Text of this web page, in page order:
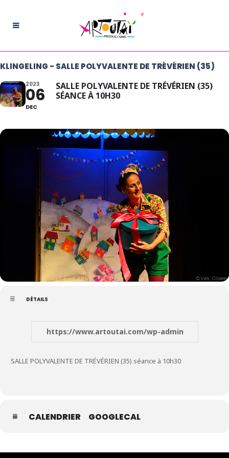
KLINGELING - SALLE POLYVALENTE DE TRÉVÉRIEN (35)
2023
06
DEC
SALLE POLYVALENTE DE TRÉVÉRIEN (35)
SÉANCE À 10H30
DÉTAILS
https://www.artoutai.com/wp-admin
SALLE POLYVALENTE DE TRÉVÉRIEN (35) séance à 10h30
CALENDRIER GOOGLECAL